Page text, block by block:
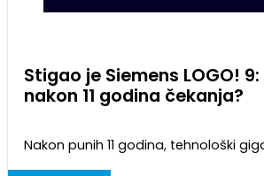
Stigao je Siemens LOGO!
nakon 11 godina čekanja?
Nakon punih 11 godina, tehnološki